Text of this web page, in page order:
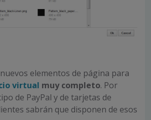
elementos de página para
virtual muy completo. Por
de PayPal y de tarjetas de
sabrán que disponen de esos